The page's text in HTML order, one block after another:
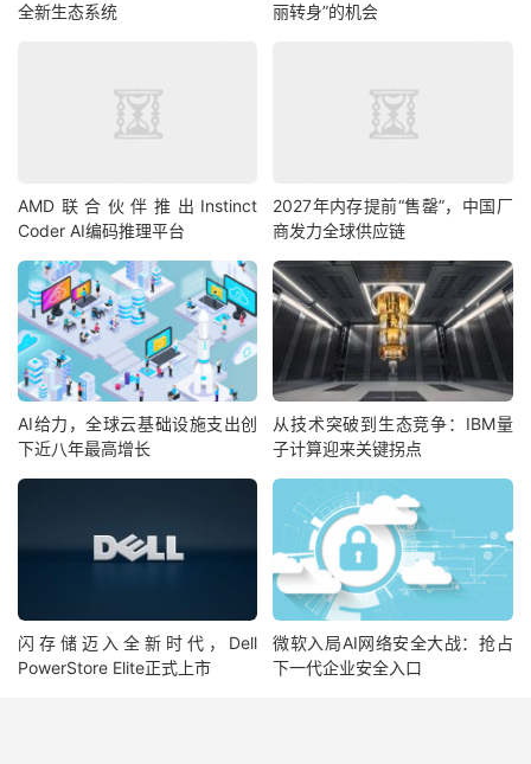
全新生态系统
丽转身”的机会
AMD联合伙伴推出Instinct
Coder AI编码推理平台
2027年内存提前“售罄”，中国厂
商发力全球供应链
AI给力，全球云基础设施支出创
下近八年最高增长
从技术突破到生态竞争：IBM量
子计算迎来关键拐点
闪存储迈入全新时代，Dell
PowerStore Elite正式上市
微软入局AI网络安全大战：抢占
下一代企业安全入口